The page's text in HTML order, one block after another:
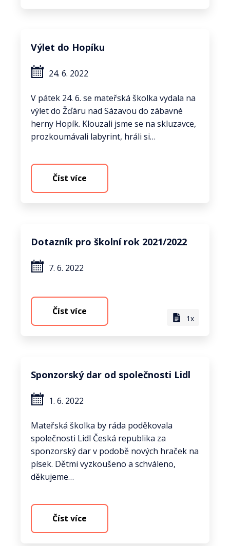
Výlet do Hopíku
24. 6. 2022
V pátek 24. 6. se mateřská školka vydala na
výlet do Žďáru nad Sázavou do zábavné
herny Hopík. Klouzali jsme se na skluzavce,
prozkoumávali labyrint, hráli si…
Číst více
Dotazník pro školní rok 2021/2022
7. 6. 2022
Číst více
1x
Sponzorský dar od společnosti Lidl
1. 6. 2022
Mateřská školka by ráda poděkovala
společnosti Lidl Česká republika za
sponzorský dar v podobě nových hraček na
písek. Dětmi vyzkoušeno a schváleno,
děkujeme…
Číst více